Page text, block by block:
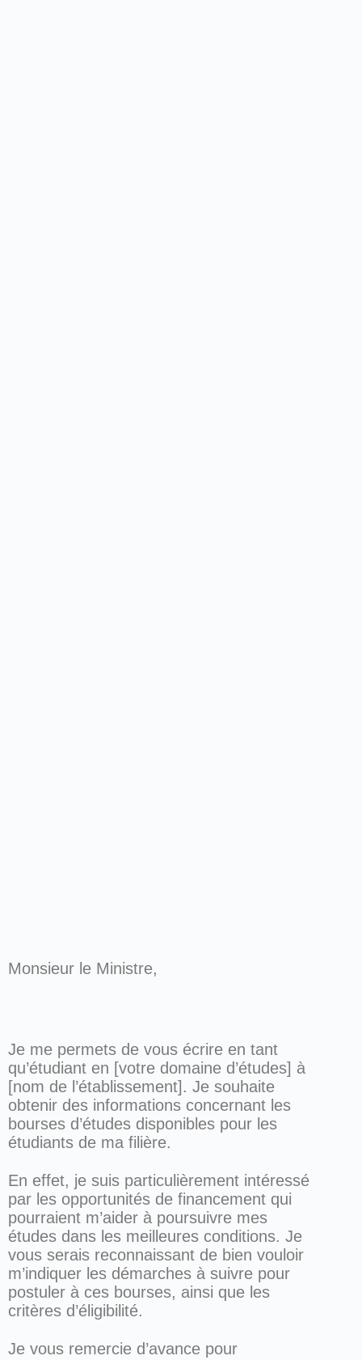
Monsieur le Ministre,
Je me permets de vous écrire en tant
qu’étudiant en [votre domaine d’études] à
[nom de l’établissement]. Je souhaite
obtenir des informations concernant les
bourses d’études disponibles pour les
étudiants de ma filière.
En effet, je suis particulièrement intéressé
par les opportunités de financement qui
pourraient m’aider à poursuivre mes
études dans les meilleures conditions. Je
vous serais reconnaissant de bien vouloir
m’indiquer les démarches à suivre pour
postuler à ces bourses, ainsi que les
critères d’éligibilité.
Je vous remercie d’avance pour